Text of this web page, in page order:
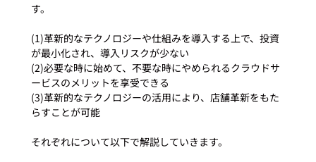
(1)革新的なテクノロジーや仕組みを導入する上で、投資
が最小化され、導入リスクが少ない
(2)必要な時に始めて、不要な時にやめられるクラウドサ
ービスのメリットを享受できる
(3)革新的なテクノロジーの活用により、店舗革新をもた
らすことが可能